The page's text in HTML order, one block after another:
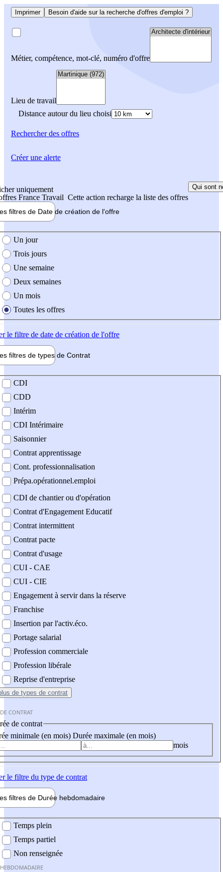
Imprimer Besoin d'aide sur la recherche d'offres d'emploi ?
Métier, compétence, mot-clé, numéro d'offre
Lieu de travail
Distance autour du lieu choisi
Rechercherdes offres
uniquement
France Travail Cette action recharge la liste des offres
Qui sont
filtres de Date de création de l'offre
création de l'offre
Un jour
Trois jours
Une semaine
Deux semaines
Un mois
Toutes les offres
le filtre de date de création de l'offre
filtres de types de Contrat
contrat
CDI
CDD
Intérim
CDI Intérimaire
Saisonnier
Contrat apprentissage
Cont. professionnalisation
Prépa.opérationnel.emploi
CDI de chantier ou d'opération
Contrat d'Engagement Educatif
Contrat intermittent
Contrat pacte
Contrat d'usage
CUI - CAE
CUI - CIE
Engagement à servir dans la réserve
Franchise
Insertion par l'activ.éco.
Portage salarial
Profession commerciale
Profession libérale
Reprise d'entreprise
de types de contrat
CONTRAT
de contrat
minimale (en mois) Durée maximale (en mois)
mois
le filtre du type de contrat
filtres de Durée hebdomadaire
Temps plein
Temps partiel
Non renseignée
Créer une alerte